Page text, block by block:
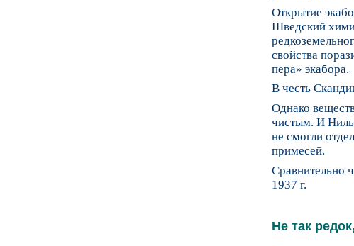
Открытие
Шведский
свойства
пера» экабора.
В честь
Однако
чистым. И
не смогли
примесей.
Сравнительно
1937 г.
Не так